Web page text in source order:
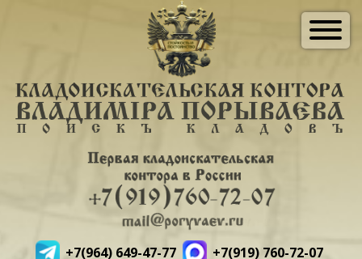
+7(964) 649-47-77 +7(919) 760-72-07